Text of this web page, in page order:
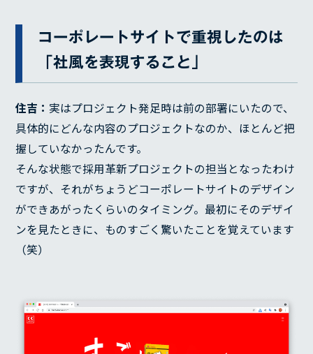
コーポレートサイトで重視したのは
「社風を表現すること」
住吉： 実はプロジェクト発足時は前の部署にいたので、
具体的にどんな内容のプロジェクトなのか、ほとんど把
握していなかったんです。
そんな状態で採用革新プロジェクトの担当となったわけ
ですが、それがちょうどコーポレートサイトのデザイン
ができあがったくらいのタイミング。最初にそのデザイ
ンを見たときに、ものすごく驚いたことを覚えています
（笑）